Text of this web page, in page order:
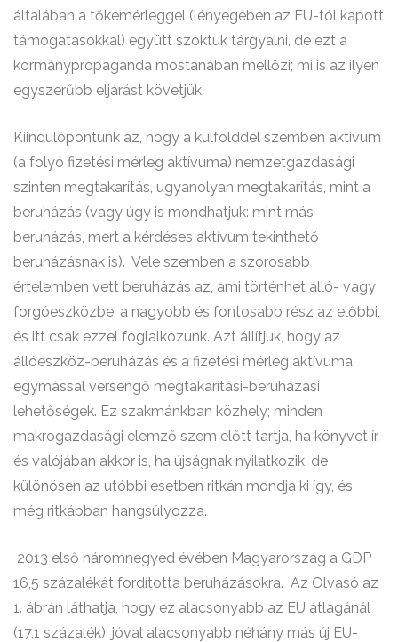
általában a tőkemérleggel (lényegében az EU-tól kapott
támogatásokkal) együtt szoktuk tárgyalni, de ezt a
kormánypropaganda mostanában mellőzi; mi is az ilyen
egyszerűbb eljárást követjük.
Kiindulópontunk az, hogy a külfölddel szemben aktívum
(a folyó fizetési mérleg aktívuma) nemzetgazdasági
szinten megtakarítás, ugyanolyan megtakarítás, mint a
beruházás (vagy úgy is mondhatjuk: mint más
beruházás, mert a kérdéses aktívum tekinthető
beruházásnak is). Vele szemben a szorosabb
értelemben vett beruházás az, ami történhet álló- vagy
forgóeszközbe; a nagyobb és fontosabb rész az előbbi,
és itt csak ezzel foglalkozunk. Azt állítjuk, hogy az
állóeszköz-beruházás és a fizetési mérleg aktívuma
egymással versengő megtakarítási-beruházási
lehetőségek. Ez szakmánkban közhely; minden
makrogazdasági elemző szem előtt tartja, ha könyvet ír,
és valójában akkor is, ha újságnak nyilatkozik, de
különösen az utóbbi esetben ritkán mondja ki így, és
még ritkábban hangsúlyozza.
2013 első háromnegyed évében Magyarország a GDP
16,5 százalékát fordította beruházásokra. Az Olvasó az
1. ábrán láthatja, hogy ez alacsonyabb az EU átlagánál
(17,1 százalék); jóval alacsonyabb néhány más új EU-